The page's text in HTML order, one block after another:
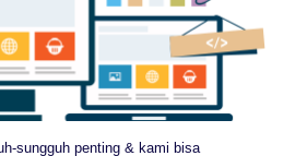
sungguh penting & kami bisa